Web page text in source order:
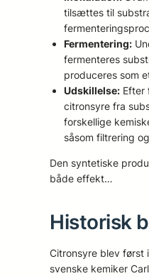
tilsættes til
Fermentering:
fermenteres
produceres som
Udskillelse: Efter
citronsyre fra
forskellige
såsom filtrering
Den syntetiske
både effekt…
Historisk
Citronsyre blev først
svenske kemiker